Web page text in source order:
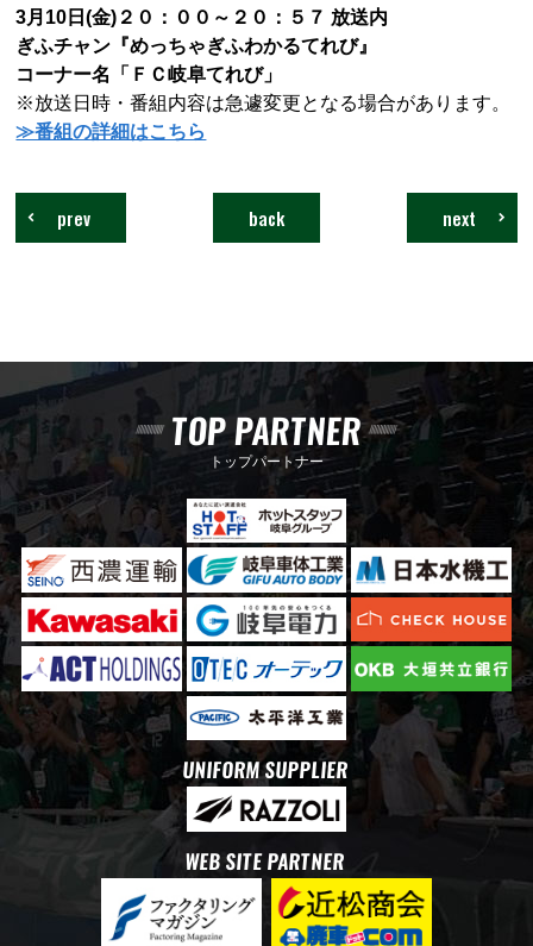
3月10日(金)２０：００～２０：５７ 放送内
ぎふチャン『めっちゃぎふわかるてれび』
コーナー名「ＦＣ岐阜てれび」
※放送日時・番組内容は急遽変更となる場合があります。
≫番組の詳細はこちら
next
back
prev
TOP PARTNER
トップパートナー
UNIFORM SUPPLIER
WEB SITE PARTNER